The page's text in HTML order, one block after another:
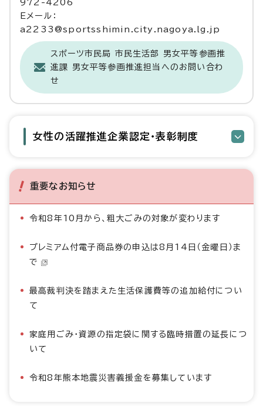
972-4206
Eメール：
a2233@sportsshimin.city.nagoya.lg.jp
スポーツ市民局 市民生活部 男女平等参画推
進課 男女平等参画推進担当へのお問い合わ
せ
女性の活躍推進企業認定・表彰制度
重要なお知らせ
令和8年10月から、粗大ごみの対象が変わります
プレミアム付電子商品券の申込は8月14日（金曜日）ま
で
最高裁判決を踏まえた生活保護費等の追加給付につい
て
家庭用ごみ・資源の指定袋に関する臨時措置の延長につ
いて
令和8年熊本地震災害義援金を募集しています